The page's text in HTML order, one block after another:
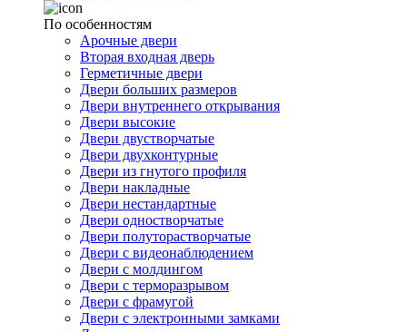
По особенностям
Арочные двери
Вторая входная дверь
Герметичные двери
Двери больших размеров
Двери внутреннего открывания
Двери высокие
Двери двустворчатые
Двери двухконтурные
Двери из гнутого профиля
Двери накладные
Двери нестандартные
Двери одностворчатые
Двери полуторастворчатые
Двери с видеонаблюдением
Двери с молдингом
Двери с терморазрывом
Двери с фрамугой
Двери с электронными замками